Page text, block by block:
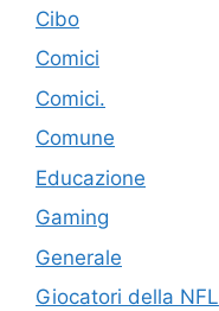
Cibo
Comici
Comici.
Comune
Educazione
Gaming
Generale
Giocatori della NFL